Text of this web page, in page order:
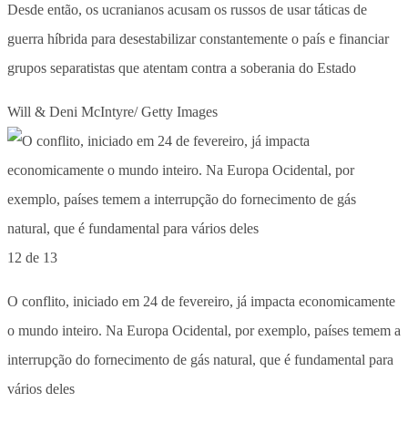
Desde então, os ucranianos acusam os russos de usar táticas de
guerra híbrida para desestabilizar constantemente o país e financiar
grupos separatistas que atentam contra a soberania do Estado
Will & Deni McIntyre/ Getty Images
12 de 13
O conflito, iniciado em 24 de fevereiro, já impacta economicamente
o mundo inteiro. Na Europa Ocidental, por exemplo, países temem a
interrupção do fornecimento de gás natural, que é fundamental para
vários deles